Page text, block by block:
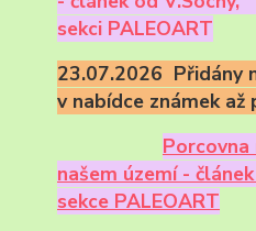
sekci PALEOART
23.07.2026 Přidány
v nabídce známek
našem území -
sekce PALEOART